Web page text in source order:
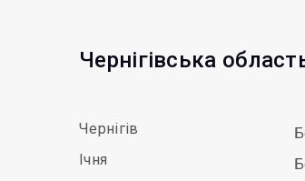
Чернігівська
Чернігів
Ічня